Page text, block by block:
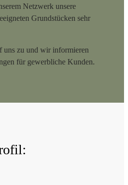
Netzwerk unsere
Grundstücken sehr
uns zu und wir informieren
für gewerbliche Kunden.